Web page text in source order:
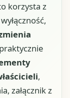
korzysta z
,
załącznik z